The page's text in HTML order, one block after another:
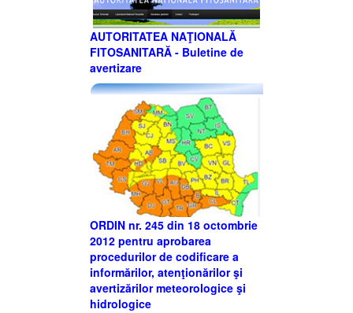
AUTORITATEA NAŢIONALĂ
FITOSANITARĂ - Buletine de
avertizare
ORDIN nr. 245 din 18 octombrie
2012 pentru aprobarea
procedurilor de codificare a
informărilor, atenţionărilor şi
avertizărilor meteorologice şi
hidrologice